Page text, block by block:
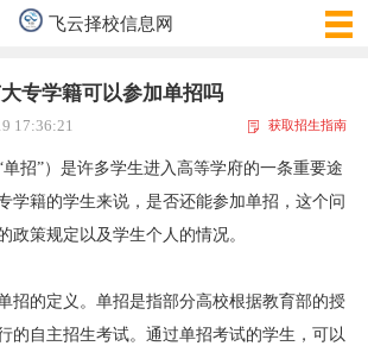
飞云择校信息网
专学籍可以参加单招吗
17:36:21 获取招生指南
招”）是许多学生进入高等学府的一条重要途
学籍的学生来说，是否还能参加单招，这个问
政策规定以及学生个人的情况。
招的定义。单招是指部分高校根据教育部的授
的自主招生考试。通过单招考试的学生，可以